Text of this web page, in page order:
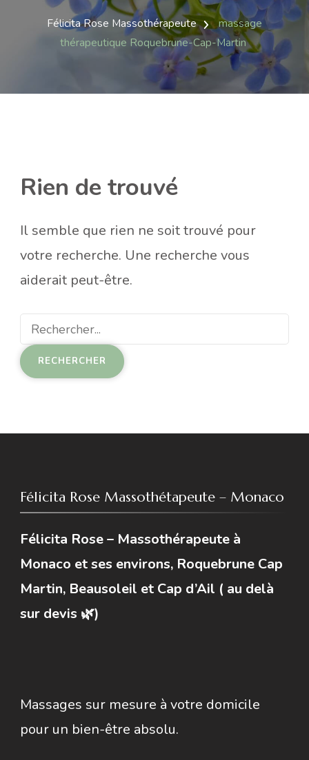
Félicita Rose Massothérapeute
massage
thérapeutique Roquebrune-Cap-Martin
Rien de trouvé
Il semble que rien ne soit trouvé pour
votre recherche. Une recherche vous
aiderait peut-être.
Recherche
pour
:
Félicita Rose Massothétapeute – Monaco
Félicita Rose – Massothérapeute à
Monaco et ses environs, Roquebrune Cap
Martin, Beausoleil et Cap d’Ail ( au delà
sur devis 🌿)
Massages sur mesure à votre domicile
pour un bien-être absolu.